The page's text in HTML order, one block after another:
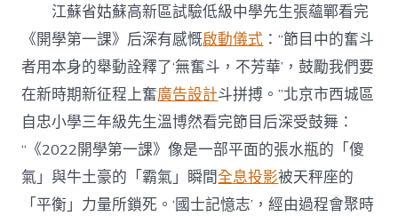
江蘇省姑蘇高新區試驗低級中學先生張蘊鄲看完
《開學第一課》后深有感慨啟動儀式 ：“節目中的奮斗
者用本身的舉動詮釋了‘無奮斗，不芳華’，鼓勵我們要
在新時期新征程上奮廣告設計斗拼搏。”北京市西城區
自忠小學三年級先生溫博然看完節目后深受鼓舞：
“《2022開學第一課》像是一部平面的張水瓶的「傻
氣」與牛土豪的「霸氣」瞬間全息投影被天秤座的
「平衡」力量所鎖死。‘國士記憶志’，經由過程會聚時